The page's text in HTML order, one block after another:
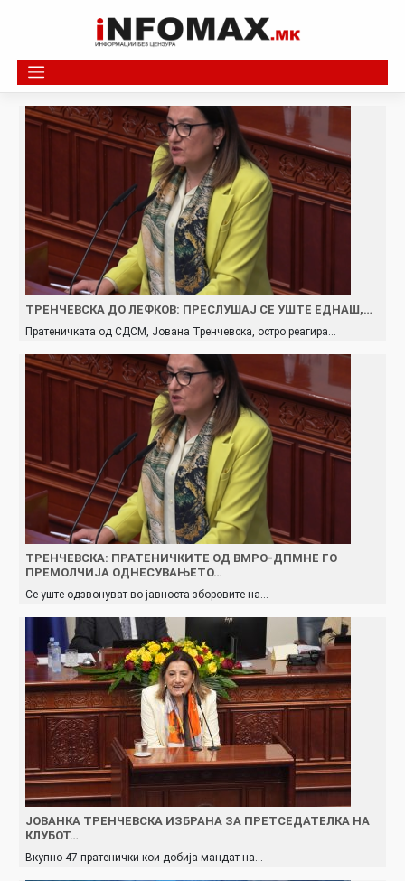
ТРЕНЧЕВСКА ДО ЛЕФКОВ: ПРЕСЛУШАЈ СЕ УШТЕ ЕДНАШ,…
Пратеничката од СДСМ, Јована Тренчевска, остро реагира…
ТРЕНЧЕВСКА: ПРАТЕНИЧКИТЕ ОД ВМРО-ДПМНЕ ГО
ПРЕМОЛЧИЈА ОДНЕСУВАЊЕТО…
Се уште одзвонуват во јавноста зборовите на…
ЈОВАНКА ТРЕНЧЕВСКА ИЗБРАНА ЗА ПРЕТСЕДАТЕЛКА НА
КЛУБОТ…
Вкупно 47 пратенички кои добија мандат на…